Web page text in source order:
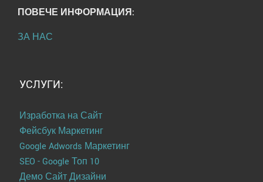
ПОВЕЧЕ ИНФОРМАЦИЯ:
ЗА НАС
УСЛУГИ:
Изработка на Сайт
Фейсбук Маркетинг
Google Adwords Маркетинг
SEO - Google Топ 10
Демо Сайт Дизайни